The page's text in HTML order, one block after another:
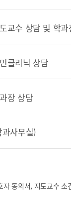
교수 상담 및 학과
클리닉 상담
장 상담
사무실)
자 동의서, 지도교수 소